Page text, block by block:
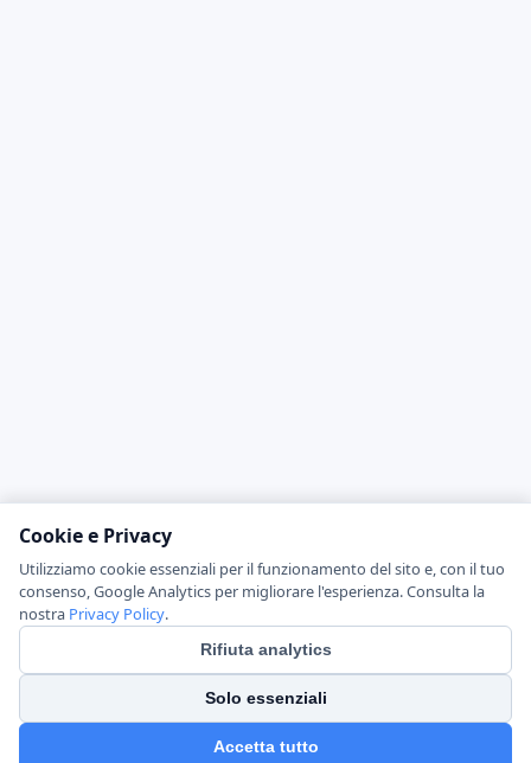
Cookie e Privacy
Utilizziamo cookie essenziali per il funzionamento del sito e, con il tuo
consenso, Google Analytics per migliorare l'esperienza. Consulta la
nostra Privacy Policy.
Rifiuta analytics
Solo essenziali
Accetta tutto